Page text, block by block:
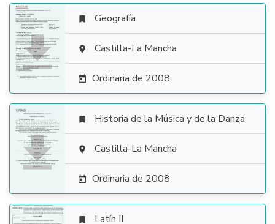

 Geografía
 Castilla-La Mancha
 Ordinaria de 2008

 Historia de la Música y de la Danza
 Castilla-La Mancha
 Ordinaria de 2008
 Latín II